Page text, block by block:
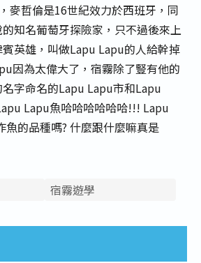
麥哲倫是16世紀效力於西班牙，同
知名葡萄牙探險家，只不過後來上
英雄，叫做Lapu Lapu的人給幹掉
因為太偉大了，宿霧除了豎有他的
字命名的Lapu Lapu市和Lapu
Lapu魚哈哈哈哈哈哈!!! Lapu
魚的品種嗎? 什麼跟什麼嘛真是
宿霧遊學